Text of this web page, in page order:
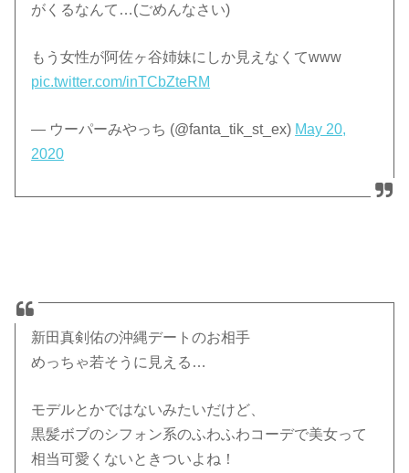
がくるなんて…(ごめんなさい)
もう女性が阿佐ヶ谷姉妹にしか見えなくてwww
pic.twitter.com/inTCbZteRM
— ウーパーみやっち (@fanta_tik_st_ex) May 20,
2020
新田真剣佑の沖縄デートのお相手
めっちゃ若そうに見える…
モデルとかではないみたいだけど、
黒髪ボブのシフォン系のふわふわコーデで美女って
相当可愛くないときついよね！